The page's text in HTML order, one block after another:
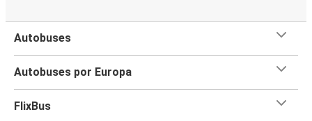
Autobuses
Autobuses por Europa
FlixBus